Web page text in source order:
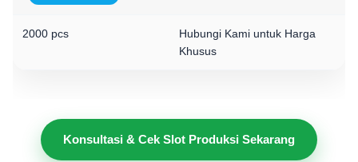
2000 pcs
Hubungi Kami untuk Harga
Khusus
Konsultasi & Cek Slot Produksi Sekarang